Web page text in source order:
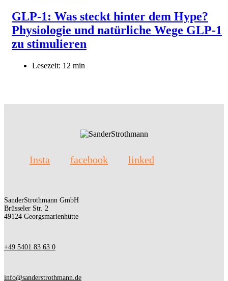
GLP-1: Was steckt hinter dem Hype?
Physiologie und natürliche Wege GLP-1
zu stimulieren
Lesezeit: 12 min
Insta facebook linked
SanderStrothmann GmbH
Brüsseler Str. 2
49124 Georgsmarienhütte
+49 5401 83 63 0
info@sanderstrothmann.de